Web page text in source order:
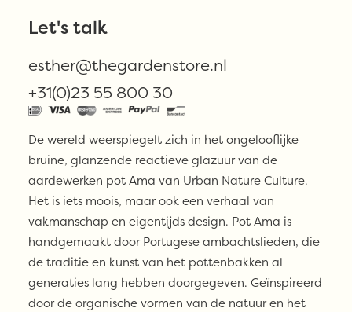
Let's talk
esther@thegardenstore.nl
+31(0)23 55 800 30
€169,00
Uitverkocht
De wereld weerspiegelt zich in het ongelooflijke
bruine, glanzende reactieve glazuur van de
aardewerken pot Ama van Urban Nature Culture.
Het is iets moois, maar ook een verhaal van
vakmanschap en eigentijds design. Pot Ama is
handgemaakt door Portugese ambachtslieden, die
de traditie en kunst van het pottenbakken al
generaties lang hebben doorgegeven. Geïnspireerd
door de organische vormen van de natuur en het